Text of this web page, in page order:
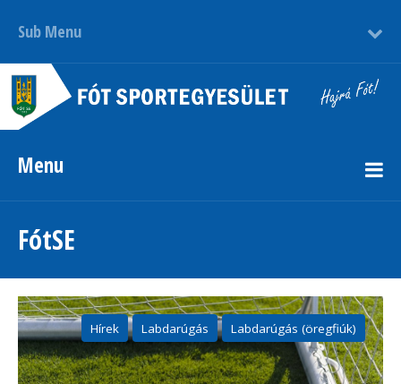
Sub Menu
Menu
FótSE
Hírek Labdarúgás Labdarúgás (öregfiúk)